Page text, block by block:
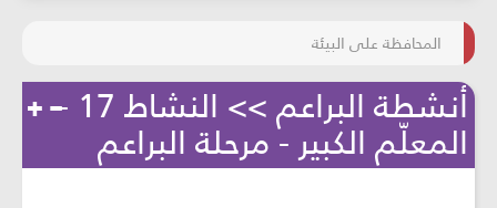
المحافظة على البيئة
أنشطة البراعم >> النشاط 17 -
المعلّم الكبير - مرحلة البراعم